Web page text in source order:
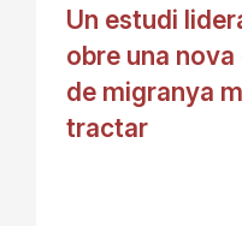
Un estudi
obre una
de migranya
tractar